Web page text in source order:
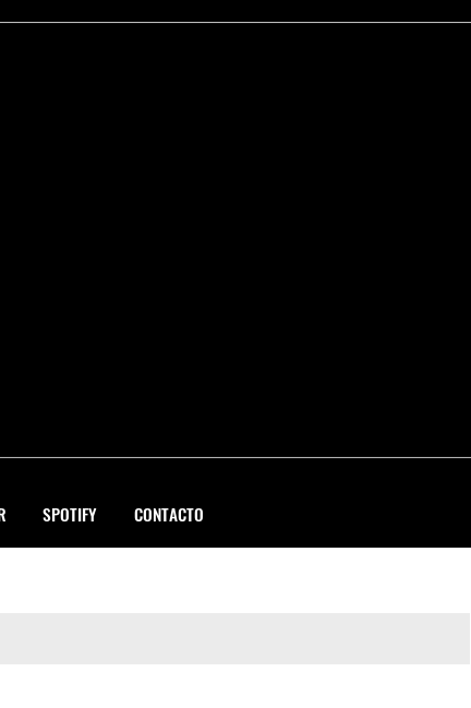
SPOTIFY CONTACTO